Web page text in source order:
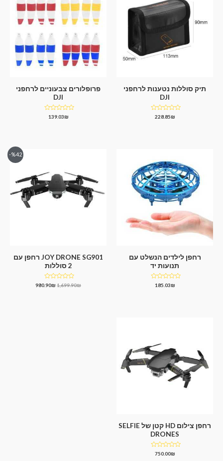
תיק סוללות נטענות לרחפני
DJI
דורג228.85₪
פרופלורים צבעוניים לרחפני
DJI
דורג139.03₪
רחפן לילדים הנשלט עם
תנועות יד
דורג185.03₪
%42-
JOY DRONE SG901 רחפן עם
2 סוללות
דורג
1,699.90₪
980.90₪
רחפן צילום HD קטן של SELFIE
DRONES
דורג750.00₪